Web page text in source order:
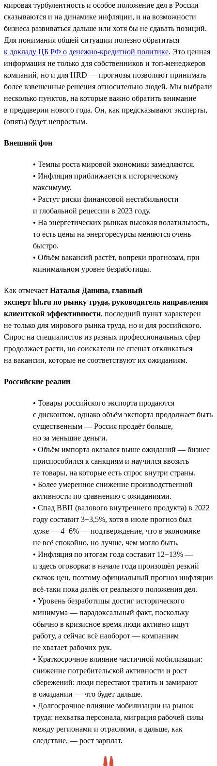
мировая турбулентность и особое положение дел в России
сказываются и на динамике инфляции, и на возможности
бизнеса развиваться дальше или хотя бы не сдавать позиций.
Для понимания общей ситуации полезно обратиться
к докладу ЦБ РФ о денежно-кредитной политике. Это ценная
информация не только для собственников и топ-менеджеров
компаний, но и для HRD — прогнозы позволяют принимать
более взвешенные решения относительно людей. Мы выбрали
несколько пунктов, на которые важно обратить внимание
в преддверии нового года. Он, как предсказывают эксперты,
(опять) будет непростым.
Внешний фон
• Темпы роста мировой экономики замедляются.
• Инфляция приближается к историческому
максимуму.
• Растут риски финансовой нестабильности
и глобальной рецессии в 2023 году.
• На энергетических рынках высокая волатильность,
то есть цены на энергоресурсы меняются очень
быстро.
• Объём вакансий растёт, вопреки прогнозам, при
минимальном уровне безработицы.
Как отмечает Наталья Данина, главный
эксперт hh.ru по рынку труда, руководитель направления
клиентской эффективности, последний пункт характерен
не только для мирового рынка труда, но и для российского.
Спрос на специалистов из разных профессиональных сфер
продолжает расти, но соискатели не спешат откликаться
на вакансии, которые не соответствуют их ожиданиям.
Российские реалии
• Товары российского экспорта продаются
с дисконтом, однако объём экспорта продолжает быть
существенным — Россия продаёт больше,
но за меньшие деньги.
• Объём импорта оказался выше ожиданий — бизнес
приспособился к санкциям и научился ввозить
те товары, на которые есть спрос внутри страны.
• Более умеренное снижение производственной
активности по сравнению с ожиданиями.
• Спад ВВП (валового внутреннего продукта) в 2022
году составит 3−3,5%, хотя в июле прогноз был
хуже — 4−6% — подтверждение, что в экономике
не всё спокойно, но лучше, чем могло быть.
• Инфляция по итогам года составит 12−13% —
и здесь оговорка: в начале года произошёл резкий
скачок цен, поэтому официальный прогноз инфляции
всё-таки пока далёк от реального положения дел.
• Уровень безработицы достиг исторического
минимума — парадоксальный факт, поскольку
обычно в кризисное время люди активно ищут
работу, а сейчас всё наоборот — компаниям
не хватает рабочих рук.
• Краткосрочное влияние частичной мобилизации:
снижение потребительской активности и рост
сбережений: люди перестают тратить и замирают
в ожидании — что будет дальше.
• Долгосрочное влияние мобилизации на рынок
труда: нехватка персонала, миграция рабочей силы
между регионами и отраслями, а дальше, как
следствие, — рост зарплат.